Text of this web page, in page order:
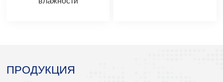
ПРОДУКЦИЯ